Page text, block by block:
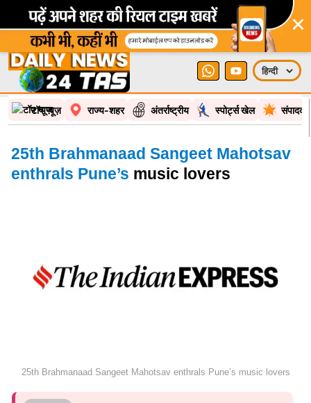
×
टॉप न्यूज़ राज्य-शहर अंतर्राष्ट्रीय स्पोर्ट्स खेल
25th Brahmanaad Sangeet Mahotsav
enthrals Pune’s music lovers
25th Brahmanaad Sangeet Mahotsav enthrals Pune’s music lovers